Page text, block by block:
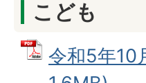
こども
令和5年10